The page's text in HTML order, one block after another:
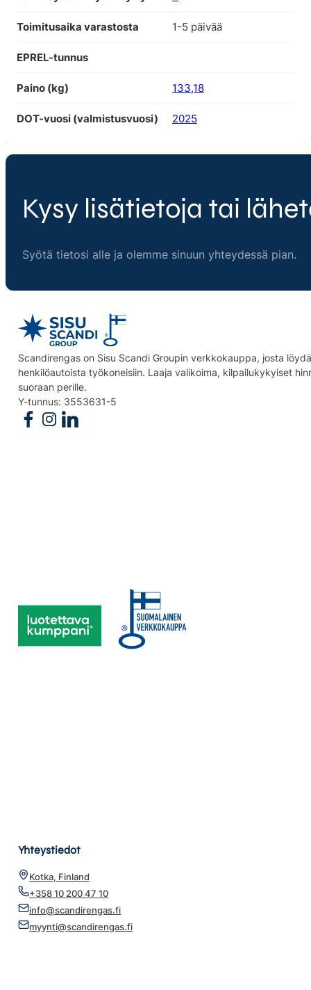
Toimitusaika varastosta 1-5 päivää
EPREL-tunnus
Paino (kg) 133,18
DOT-vuosi (valmistusvuosi) 2025
Kysy lisätietoja tai
Syötä tietosi alle ja olemme sinuun yhteydessä pian.
Scandirengas on Sisu Scandi Groupin verkkokauppa, josta
henkilöautoista työkoneisiin. Laaja valikoima, kilpailukykyiset
suoraan perille.
Y-tunnus: 3553631-5
Follow us on Facebook
Follow us on Instagram
Follow us on Linkedin
Yhteystiedot
Kotka, Finland
+358 10 200 47 10
info@scandirengas.fi
myynti@scandirengas.fi